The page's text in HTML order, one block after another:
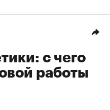
с чего
работы